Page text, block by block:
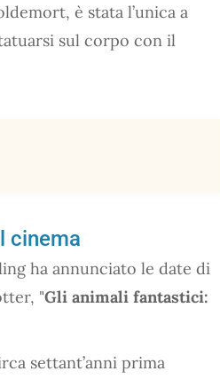
è stata l’unica a
sul corpo con il
cinema
ha annunciato le date di
"Gli animali fantastici:
settant’anni prima